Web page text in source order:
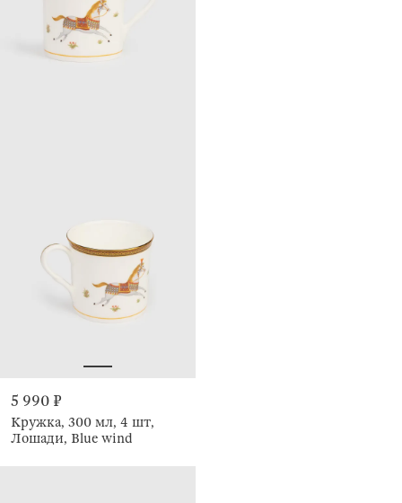
5 990 ₽
Кружка, 300 мл, 4 шт,
Лошади, Blue wind